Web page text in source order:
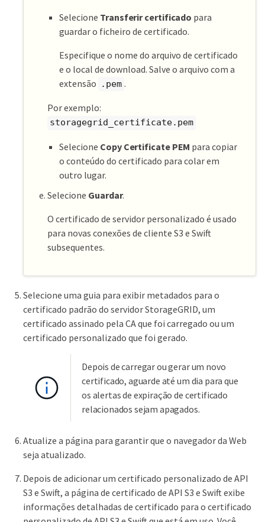
Selecione Transferir certificado para
guardar o ficheiro de certificado.
Especifique o nome do arquivo de certificado
e o local de download. Salve o arquivo com a
extensão
.pem .
Por exemplo:
storagegrid_certificate.pem
Selecione Copy Certificate PEM para copiar
o conteúdo do certificado para colar em
outro lugar.
Selecione Guardar.
O certificado de servidor personalizado é usado
para novas conexões de cliente S3 e Swift
subsequentes.
Selecione uma guia para exibir metadados para o
certificado padrão do servidor StorageGRID, um
certificado assinado pela CA que foi carregado ou um
certificado personalizado que foi gerado.
Depois de carregar ou gerar um novo
certificado, aguarde até um dia para que
os alertas de expiração de certificado
relacionados sejam apagados.
Atualize a página para garantir que o navegador da Web
seja atualizado.
Depois de adicionar um certificado personalizado de API
S3 e Swift, a página de certificado de API S3 e Swift exibe
informações detalhadas de certificado para o certificado